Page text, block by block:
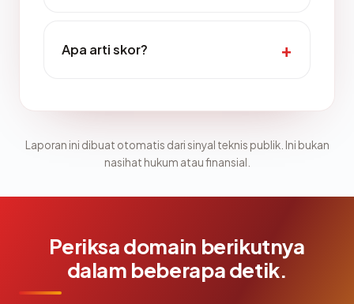
Apa arti skor?
Laporan ini dibuat otomatis dari sinyal teknis publik. Ini bukan
nasihat hukum atau finansial.
Periksa domain berikutnya
dalam beberapa detik.